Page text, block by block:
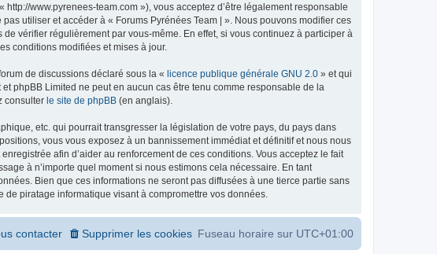
www.pyrenees-team.com »), vous acceptez d’être légalement responsable
utiliser et accéder à « Forums Pyrénées Team | ». Nous pouvons modifier ces
vérifier régulièrement par vous-même. En effet, si vous continuez à participer à
conditions modifiées et mises à jour.
de discussions déclaré sous la « licence publique générale GNU 2.0 » et qui
phpBB Limited ne peut en aucun cas être tenu comme responsable de la
consulter le site de phpBB (en anglais).
etc. qui pourrait transgresser la législation de votre pays, du pays dans
vous vous exposez à un bannissement immédiat et définitif et nous nous
afin d’aider au renforcement de ces conditions. Vous acceptez le fait
à n’importe quel moment si nous estimons cela nécessaire. En tant
Bien que ces informations ne seront pas diffusées à une tierce partie sans
piratage informatique visant à compromettre vos données.
Fuseau horaire sur UTC+01:00
Supprimer les cookies
contacter